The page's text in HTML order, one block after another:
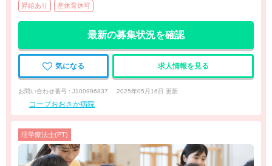
昇給あり 産休育休可
最新の募集状況を確認
気になる 求人情報を見る
お問い合わせ番号 : J100996837 2025年05月16日 更新
コープおおさか病院
理学療法士(PT)